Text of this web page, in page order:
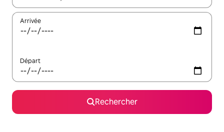
Arrivée
Départ
Rechercher